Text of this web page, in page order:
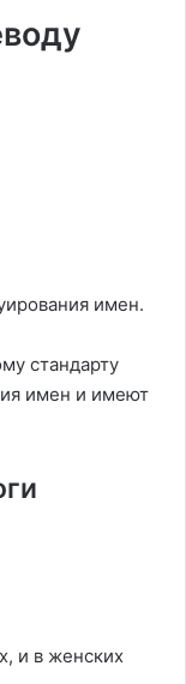
имен.
стандарту
имен и имеют
и в женских